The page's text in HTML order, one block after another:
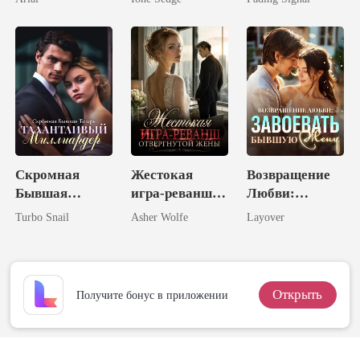
Скромная
Бывшая
Теперь
Turbo Snail
Жестокая
игра-реванш
отвергнутой
Asher Wolfe
Возвращение
Любви:
Завоевать
Layover
Получите бонус в приложении Открыть